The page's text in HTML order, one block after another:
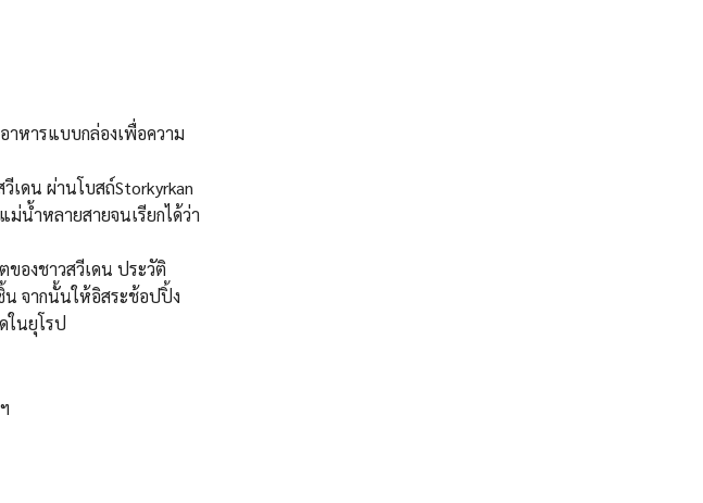
าหารแบบกล่องเพื่อความ
วีเดน ผ่านโบสถ์Storkyrkan
ม่น้ำหลายสายจนเรียกได้ว่า
องชาวสวีเดน ประวัติ
น จากนั้นให้อิสระช้อปปิ้ง
ในยุโรป